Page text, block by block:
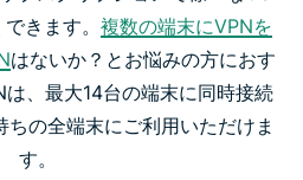
できます。 複数の端末にVPNを
はないか？とお悩みの方におす
、最大14台の端末に同時接続
の全端末にご利用いただけま
す。